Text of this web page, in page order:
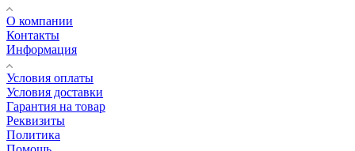
О компании
Контакты
Информация
Условия оплаты
Условия доставки
Гарантия на товар
Реквизиты
Политика